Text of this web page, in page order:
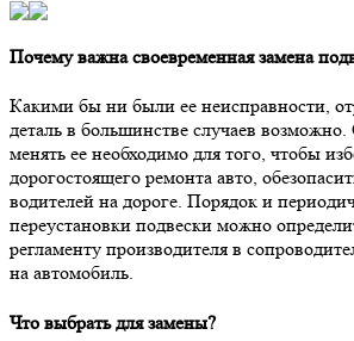
Почему важна своевременная замена
Какими бы ни были ее неисправности,
деталь в большинстве случаев
менять ее необходимо для того, чтобы
дорогостоящего ремонта авто,
водителей на дороге. Порядок и
переустановки подвески можно
регламенту производителя в
на автомобиль.
Что выбрать для замены?